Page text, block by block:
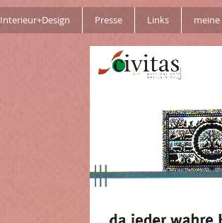
Interieur+Design Presse Links meine